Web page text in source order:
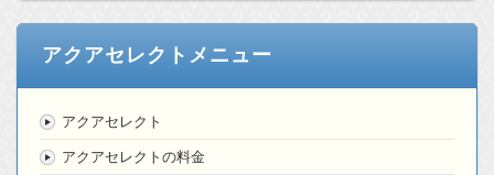
アクアセレクトメニュー
アクアセレクト
アクアセレクトの料金